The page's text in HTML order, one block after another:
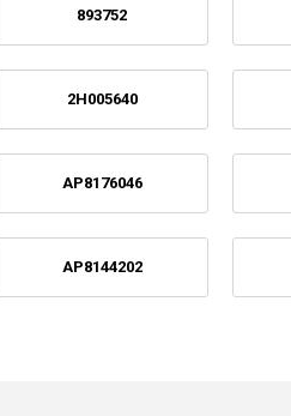
893752
2H005640
AP8176046
AP8144202